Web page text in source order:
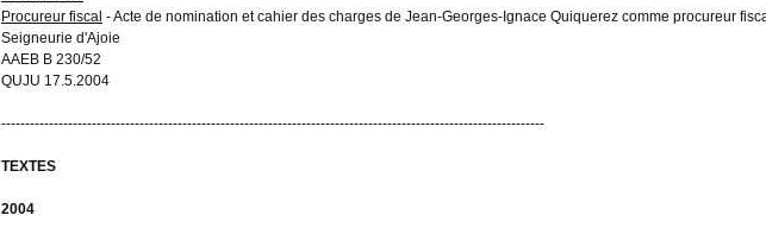
Procureur fiscal - Acte de nomination et cahier des charges de Jean-Georges-Ignace Quiquerez comme procureur
Seigneurie d'Ajoie
AAEB B 230/52
QUJU 17.5.2004
------------------------------------------------------------------------------------------------------------------
TEXTES
2004